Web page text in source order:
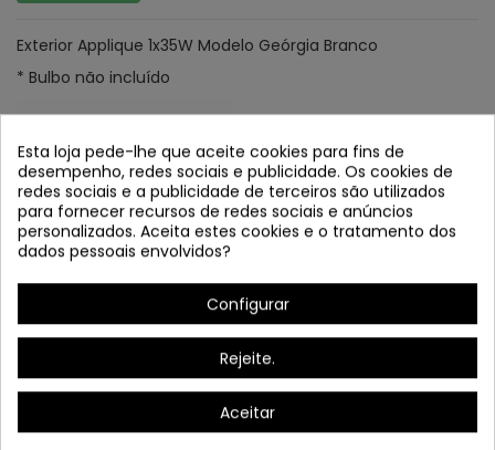
Exterior Applique 1x35W Modelo Geórgia Branco
* Bulbo não incluído
Esta loja pede-lhe que aceite cookies para fins de
desempenho, redes sociais e publicidade. Os cookies de
redes sociais e a publicidade de terceiros são utilizados
para fornecer recursos de redes sociais e anúncios
personalizados. Aceita estes cookies e o tratamento dos
dados pessoais envolvidos?
Configurar
Rejeite.
Aceitar